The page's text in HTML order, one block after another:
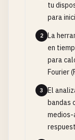
tu
para
2
La
en
para
Fourier
3
El
bandas